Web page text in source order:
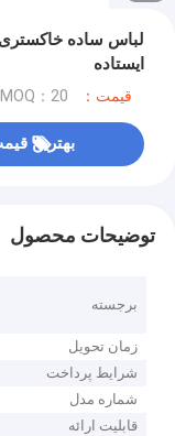
لباس ساده
ایستاده
قیمت：USD 80-120 pieces MOQ：20
بهترین
توضیحات محصول
برجسته
زمان تحویل
شرایط پرداخت
شماره مدل
قابلیت ارائه